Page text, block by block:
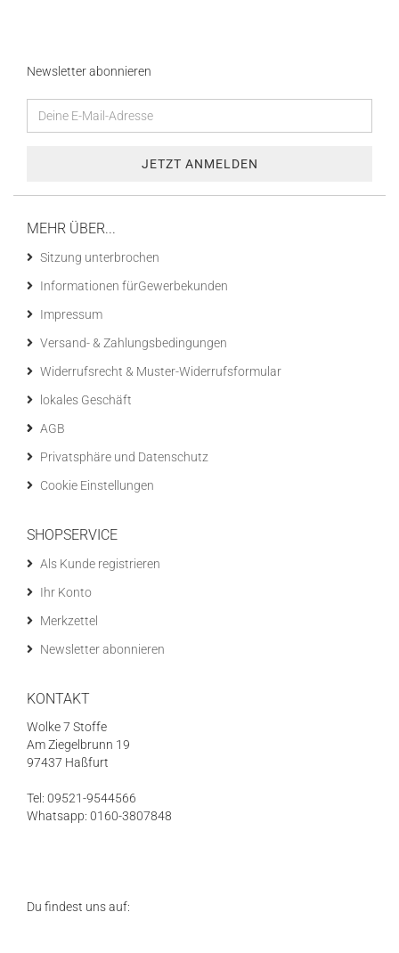
Newsletter abonnieren
MEHR ÜBER...
Sitzung unterbrochen
Informationen fürGewerbekunden
Impressum
Versand- & Zahlungsbedingungen
Widerrufsrecht & Muster-Widerrufsformular
lokales Geschäft
AGB
Privatsphäre und Datenschutz
Cookie Einstellungen
SHOPSERVICE
Als Kunde registrieren
Ihr Konto
Merkzettel
Newsletter abonnieren
KONTAKT
Wolke 7 Stoffe
Am Ziegelbrunn 19
97437 Haßfurt
Tel: 09521-9544566
Whatsapp: 0160-3807848
Du findest uns auf: